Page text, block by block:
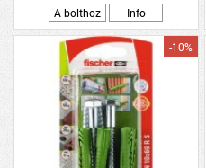
A bolthoz
Info
-10%